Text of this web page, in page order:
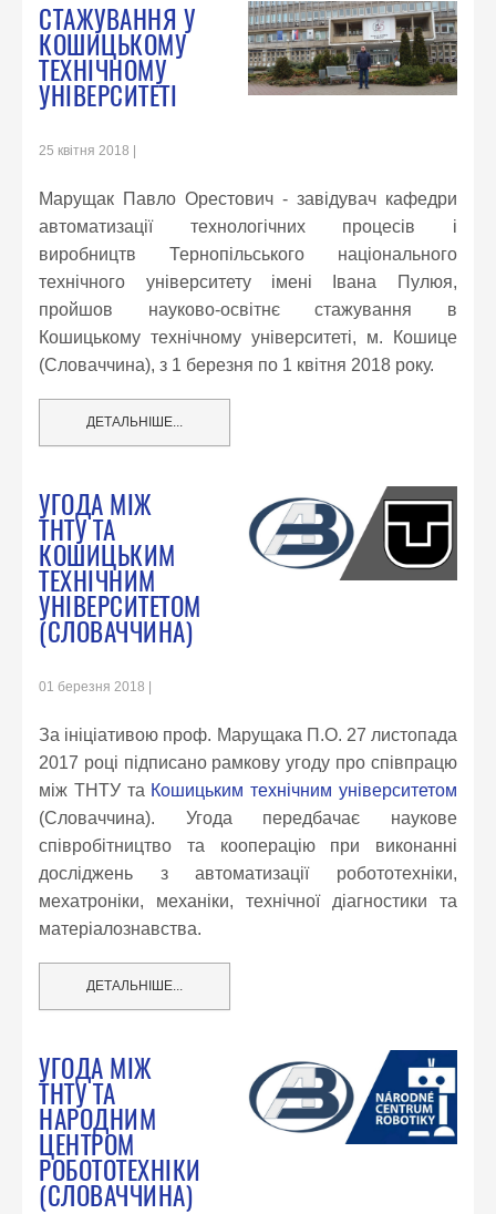
СТАЖУВАННЯ У
КОШИЦЬКОМУ
ТЕХНІЧНОМУ
УНІВЕРСИТЕТІ
25 квітня 2018
Марущак Павло Орестович - завідувач кафедри
автоматизації технологічних процесів і
виробництв Тернопільського національного
технічного університету імені Івана Пулюя,
пройшов науково-освітнє стажування в
Кошицькому технічному університеті, м. Кошице
(Словаччина), з 1 березня по 1 квітня 2018 року.
ДЕТАЛЬНІШЕ...
УГОДА МІЖ
ТНТУ ТА
КОШИЦЬКИМ
ТЕХНІЧНИМ
УНІВЕРСИТЕТОМ
(СЛОВАЧЧИНА)
01 березня 2018
За ініціативою проф. Марущака П.О. 27 листопада
2017 році підписано рамкову угоду про співпрацю
між ТНТУ та Кошицьким технічним університетом
(Словаччина). Угода передбачає наукове
співробітництво та кооперацію при виконанні
досліджень з автоматизації робототехніки,
мехатроніки, механіки, технічної діагностики та
матеріалознавства.
ДЕТАЛЬНІШЕ...
УГОДА МІЖ
ТНТУ ТА
НАРОДНИМ
ЦЕНТРОМ
РОБОТОТЕХНІКИ
(СЛОВАЧЧИНА)